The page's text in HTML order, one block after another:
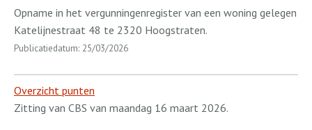
Opname in het vergunningenregister van een woning gelegen
Katelijnestraat 48 te 2320 Hoogstraten.
Publicatiedatum: 25/03/2026
Overzicht punten
Zitting van CBS van maandag 16 maart 2026.